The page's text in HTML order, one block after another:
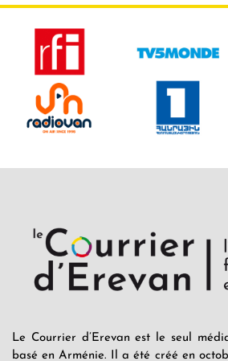
Le Courrier d’Erevan est le seul
basé en Arménie. Il a été créé en